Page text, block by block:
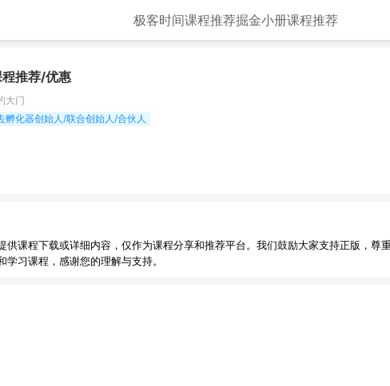
极客时间课程推荐掘金小册课程推荐
推荐/优惠
大门
孵化器创始人/联合创始人/合伙人
课程下载或详细内容，仅作为课程分享和推荐平台。我们鼓励大家支持正版，
习课程，感谢您的理解与支持。